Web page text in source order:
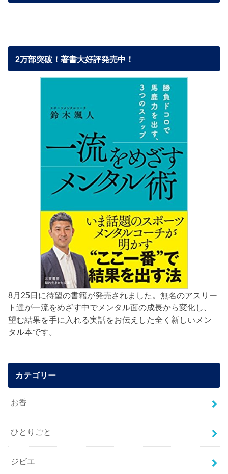
2万部突破！著書大好評発売中！
8月25日に待望の書籍が発売されました。無名のアスリー
ト達が一流をめざす中でメンタル面の成長から変化し、
望む結果を手に入れる実話をお伝えした全く新しいメン
タル本です。
カテゴリー
お香
ひとりごと
ジビエ